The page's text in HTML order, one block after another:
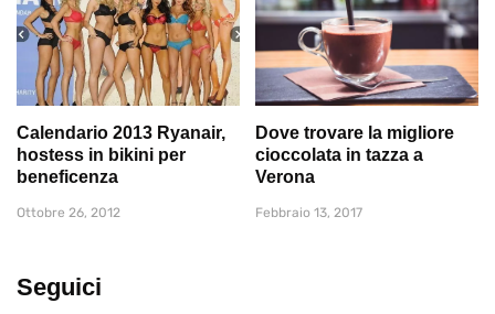
Calendario 2013 Ryanair,
hostess in bikini per
beneficenza
Ottobre 26, 2012
Dove trovare la migliore
cioccolata in tazza a
Verona
Febbraio 13, 2017
Seguici